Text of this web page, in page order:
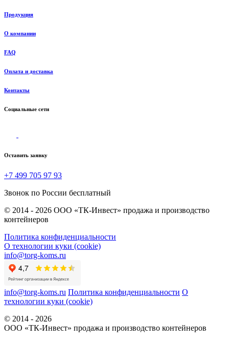
Продукция
О компании
FAQ
Оплата и доставка
Контакты
Социальные сети
Оставить заявку
+7 499 705 97 93
Звонок по России бесплатный
© 2014 - 2026 ООО «ТК-Инвест» продажа и производство
контейнеров
Политика конфиденциальности
О технологии куки (cookie)
info@torg-koms.ru
info@torg-koms.ru Политика конфиденциальности О
технологии куки (cookie)
© 2014 - 2026
ООО «ТК-Инвест» продажа и производство контейнеров